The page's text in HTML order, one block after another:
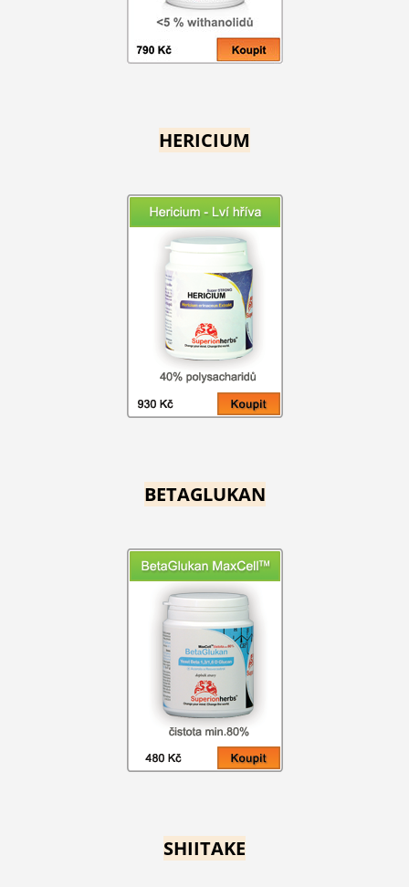
HERICIUM
BETAGLUKAN
SHIITAKE